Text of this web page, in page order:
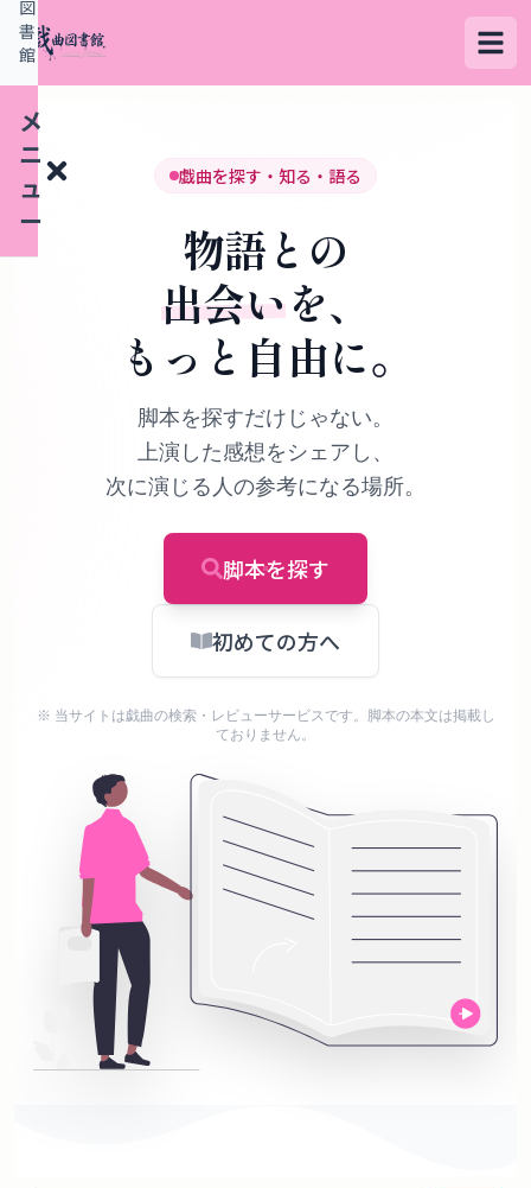
メ
ニ
ュ
ー
示
概
図
書
館
戯曲を探す・知る・語る
物語との
出会いを、
もっと自由に。
脚本を探すだけじゃない。
上演した感想をシェアし、
次に演じる人の参考になる場所。
脚本を探す
初めての方へ
※ 当サイトは戯曲の検索・レビューサービスです。脚本の本文は掲載し
ておりません。